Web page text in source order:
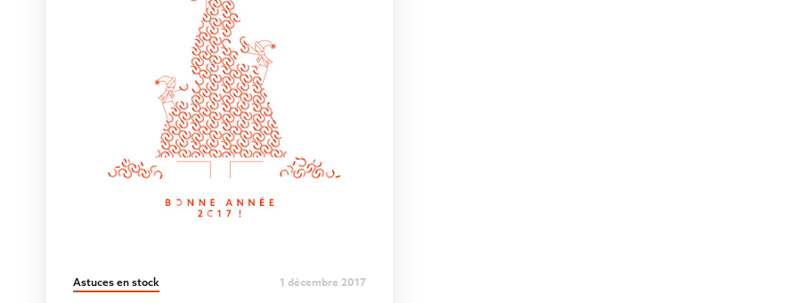
Astuces en stock 1 décembre 2017